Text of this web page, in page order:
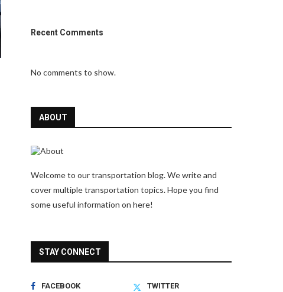
Recent Comments
No comments to show.
ABOUT
Welcome to our transportation blog. We write and
cover multiple transportation topics. Hope you find
some useful information on here!
STAY CONNECT
FACEBOOK
TWITTER